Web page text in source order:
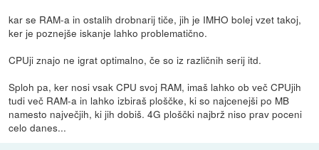
kar se RAM-a in ostalih drobnarij tiče, jih je IMHO bolej vzet takoj,
ker je poznejše iskanje lahko problematično.
CPUji znajo ne igrat optimalno, če so iz različnih serij itd.
Sploh pa, ker nosi vsak CPU svoj RAM, imaš lahko ob več CPUjih
tudi več RAM-a in lahko izbiraš ploščke, ki so najcenejši po MB
namesto največjih, ki jih dobiš. 4G ploščki najbrž niso prav poceni
celo danes...